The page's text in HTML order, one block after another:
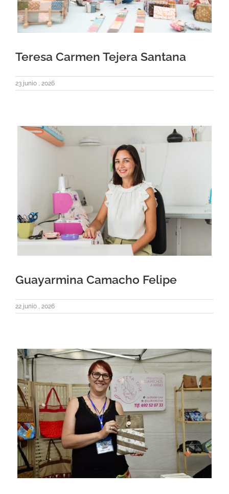
Teresa Carmen Tejera Santana
23 junio , 2026
Guayarmina Camacho Felipe
22 junio , 2026